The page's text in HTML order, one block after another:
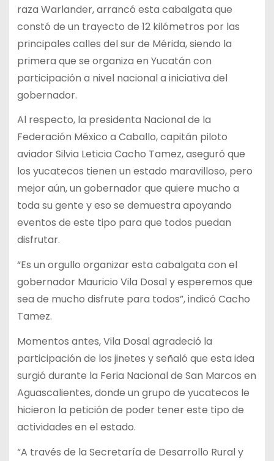
raza Warlander, arrancó esta cabalgata que
constó de un trayecto de 12 kilómetros por las
principales calles del sur de Mérida, siendo la
primera que se organiza en Yucatán con
participación a nivel nacional a iniciativa del
gobernador.
Al respecto, la presidenta Nacional de la
Federación México a Caballo, capitán piloto
aviador Silvia Leticia Cacho Tamez, aseguró que
los yucatecos tienen un estado maravilloso, pero
mejor aún, un gobernador que quiere mucho a
toda su gente y eso se demuestra apoyando
eventos de este tipo para que todos puedan
disfrutar.
“Es un orgullo organizar esta cabalgata con el
gobernador Mauricio Vila Dosal y esperemos que
sea de mucho disfrute para todos”, indicó Cacho
Tamez.
Momentos antes, Vila Dosal agradeció la
participación de los jinetes y señaló que esta idea
surgió durante la Feria Nacional de San Marcos en
Aguascalientes, donde un grupo de yucatecos le
hicieron la petición de poder tener este tipo de
actividades en el estado.
“A través de la Secretaría de Desarrollo Rural y